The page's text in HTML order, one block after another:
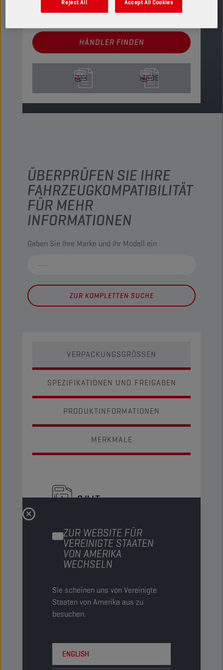
ZUR WEBSITE FÜR
VEREINIGTE STAATEN
VON AMERIKA
WECHSELN
Sie scheinen uns von Vereinigte
Staaten von Amerika aus zu
besuchen.
ENGLISH
Verfügbare Verpackungsgrößen anzeigen
HÄNDLER FINDEN
TDS MSDS
ÜBERPRÜFEN SIE IHRE
FAHRZEUGKOMPATIBILITÄT
FÜR MEHR
INFORMATIONEN
Geben Sie Ihre Marke und Ihr Modell ein
ZUR KOMPLETTEN SUCHE
VERPACKUNGSGRÖSSEN
SPEZIFIKATIONEN UND FREIGABEN
PRODUKTINFORMATIONEN
MERKMALE
0,4 LT
PN-Code8231643
5413048231643
Kartons/Palette-
Status NORMAL
Reject All Accept All Cookies